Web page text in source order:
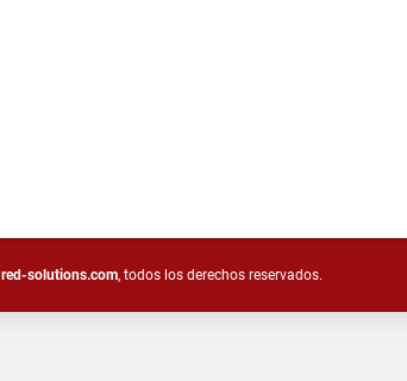
red-solutions.com, todos los derechos reservados.